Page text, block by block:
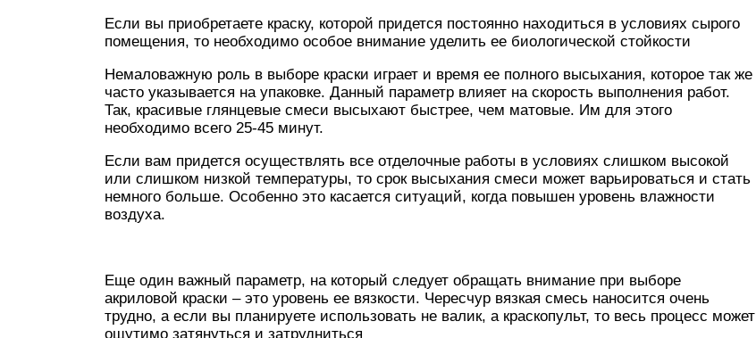
Если вы приобретаете краску, которой придется постоянно находиться в условиях сырого
помещения, то необходимо особое внимание уделить ее биологической стойкости
Немаловажную роль в выборе краски играет и время ее полного высыхания, которое так же
часто указывается на упаковке. Данный параметр влияет на скорость выполнения работ.
Так, красивые глянцевые смеси высыхают быстрее, чем матовые. Им для этого
необходимо всего 25-45 минут.
Если вам придется осуществлять все отделочные работы в условиях слишком высокой
или слишком низкой температуры, то срок высыхания смеси может варьироваться и стать
немного больше. Особенно это касается ситуаций, когда повышен уровень влажности
воздуха.
Еще один важный параметр, на который следует обращать внимание при выборе
акриловой краски – это уровень ее вязкости. Чересчур вязкая смесь наносится очень
трудно, а если вы планируете использовать не валик, а краскопульт, то весь процесс может
ощутимо затянуться и затрудниться